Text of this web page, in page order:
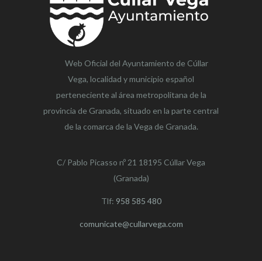
Web Oficial del Ayuntamiento de Cúllar
Vega, localidad y municipio español
perteneciente al área metropolitana de la
provincia de Granada, situado en la parte central
de la comarca de la Vega de Granada.
C/ Pablo Picasso nº 21 18195 Cúllar Vega
(Granada)
Tlf: 958 585 480
comunicate@cullarvega.com